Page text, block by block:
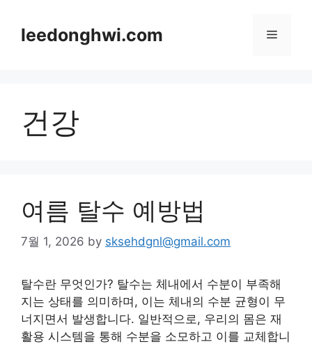
contentleedonghwi.com Menu
건강
여름 탈수 예방법
7월 1, 2026 by sksehdgnl@gmail.com
탈수란 무엇인가? 탈수는 체내에서 수분이 부족해
지는 상태를 의미하며, 이는 체내의 수분 균형이 무
너지면서 발생합니다. 일반적으로, 우리의 몸은 재
활용 시스템을 통해 수분을 소모하고 이를 교체합니